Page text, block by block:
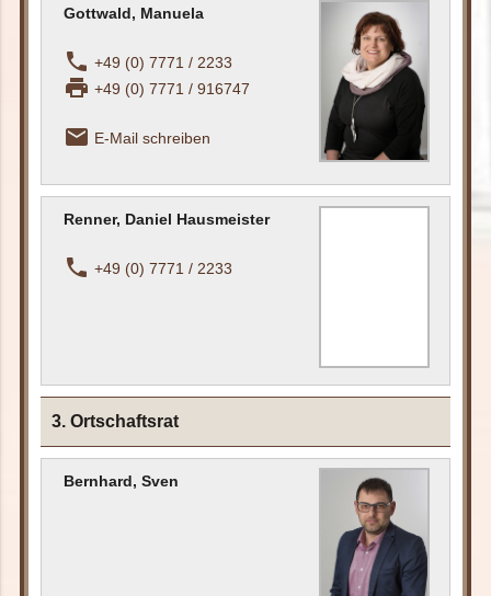
Gottwald, Manuela
phone +49 (0) 7771 / 2233
print +49 (0) 7771 / 916747
email_outline
E-Mail schreiben
Renner, Daniel Hausmeister
phone +49 (0) 7771 / 2233
3. Ortschaftsrat
Bernhard, Sven